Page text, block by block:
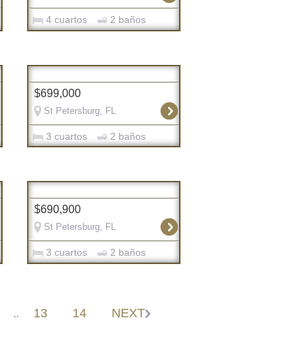
4 cuartos 2 baños
$699,000
St Petersburg, FL
3 cuartos 2 baños
$690,900
St Petersburg, FL
3 cuartos 2 baños
.. 13 14 NEXT